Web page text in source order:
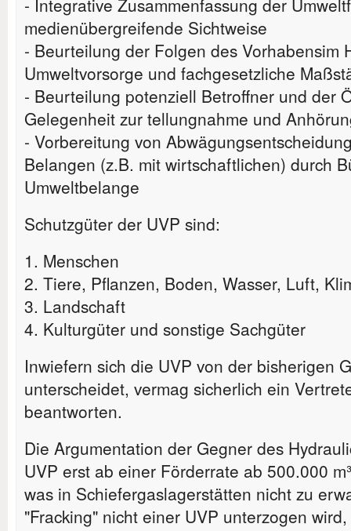
- Integrative Zusammenfassung der
medienübergreifende Sichtweise
- Beurteilung der Folgen des Vorhabensim
Umweltvorsorge und fachgesetzliche
- Beurteilung potenziell Betroffner und der
Gelegenheit zur tellungnahme und
- Vorbereitung von
Belangen (z.B. mit wirtschaftlichen) durch
Umweltbelange
Schutzgüter der UVP sind:
1. Menschen
2. Tiere, Pflanzen, Boden, Wasser, Luft,
3. Landschaft
4. Kulturgüter und sonstige Sachgüter
Inwiefern sich die UVP von der bisherigen
unterscheidet, vermag sicherlich ein
beantworten.
Die Argumentation der Gegner des
UVP erst ab einer Förderrate ab 500.000
was in Schiefergaslagerstätten nicht zu
"Fracking" nicht einer UVP unterzogen